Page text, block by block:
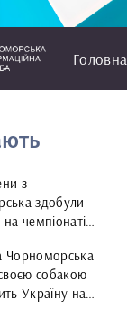
Головна
з
здобули
чемпіонаті
і каное
Чорноморська
собакою
Україну на